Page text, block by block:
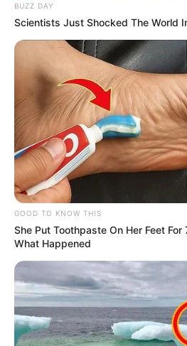
Cortesía/ Universidad de
Universidad de Córdoba lidera
de queso costeño para mejorar
manufactura .
Por:
Jairo Alonso Pérez Delgado
Agosto 18, 2021
Cerca de200 productores de
municipios de Montería, Cereté,
Lorica, Planeta Rica y Tierralta,
de manufacturapara el control
patógenos que impactará en la
cuyos resultados estarán sujetos
BUZZ DAY
Scientists Just Shocked The World
GOOD TO KNOW THIS
She Put Toothpaste On Her Feet
What Happened